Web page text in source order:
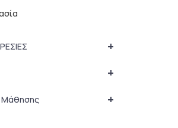
+
+
+
Μάθησης